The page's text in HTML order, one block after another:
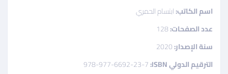
اسم الكاتب:ابتسام الحمري
عدد الصفحات:128
سنة الإصدار:2020
الترقيم الدولي ISBN:
978-977-6692-23-7